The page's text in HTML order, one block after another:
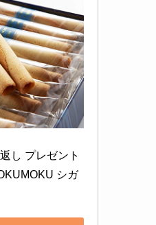
し プレゼント
シガ